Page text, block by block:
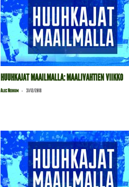
HUUHKAJAT MAAILMALLA: MAALIVAHTIEN VIIKKO
Alec Neihum - 31/12/2018